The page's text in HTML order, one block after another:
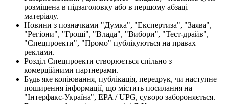
розміщена в підзаголовку або в першому абзаці
матеріалу.
Новини з позначками "Думка", "Експертиза", "Заява",
"Регіони", "Гроші", "Влада", "Вибори", "Тест-драйв",
"Спецпроекти", "Промо" публікуються на правах
реклами.
Розділ Спецпроекти створюється спільно з
комерційними партнерами.
Будь яке копіювання, публікація, передрук, чи наступне
поширення інформації, що містить посилання на
"Інтерфакс-Україна", EPA / UPG, суворо забороняється.